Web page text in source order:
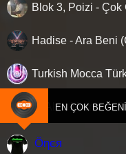
Hadise - Ara Beni
Turkish Mocca
A Dj Altar Mermer -
EN ÇOK
Öηєя